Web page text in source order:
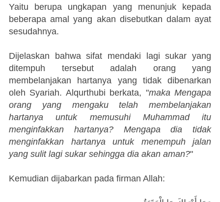
Yaitu berupa ungkapan yang menunjuk kepada
beberapa amal yang akan disebutkan dalam ayat
sesudahnya.
Dijelaskan bahwa sifat mendaki lagi sukar yang
ditempuh tersebut adalah orang yang
membelanjakan hartanya yang tidak dibenarkan
oleh Syariah. Alqurthubi berkata, "maka Mengapa
orang yang mengaku telah membelanjakan
hartanya untuk memusuhi Muhammad itu
menginfakkan hartanya? Mengapa dia tidak
menginfakkan hartanya untuk menempuh jalan
yang sulit lagi sukar sehingga dia akan aman?"
Kemudian dijabarkan pada firman Allah: